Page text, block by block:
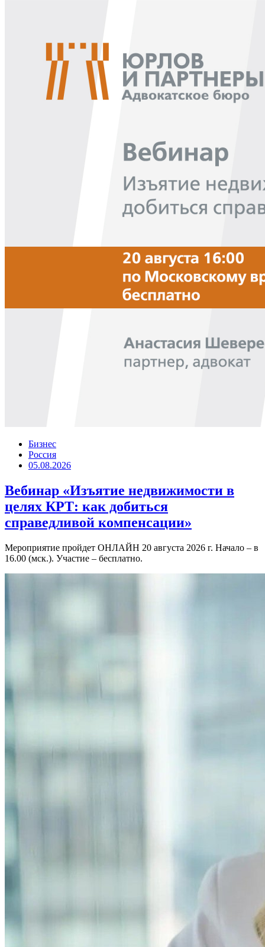
Бизнес
Россия
05.08.2026
Вебинар «Изъятие недвижимости в
целях КРТ: как добиться
справедливой компенсации»
Мероприятие пройдет ОНЛАЙН 20 августа 2026 г. Начало – в
16.00 (мск.). Участие – бесплатно.